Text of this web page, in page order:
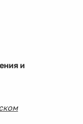
и